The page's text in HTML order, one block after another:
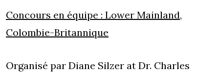
Concours en équipe : Lower Mainland,
Colombie-Britannique
Organisé par Diane Silzer at Dr. Charles